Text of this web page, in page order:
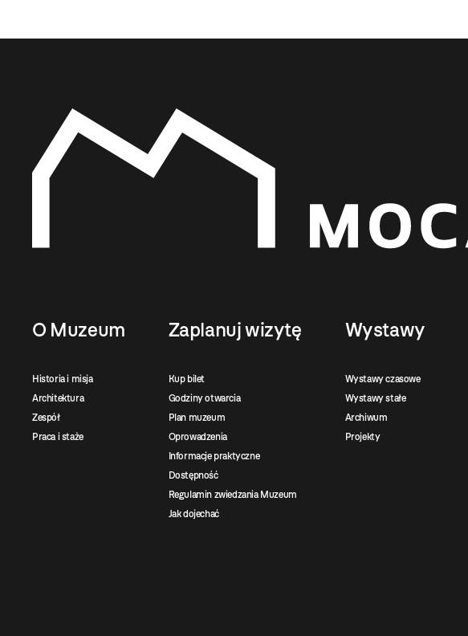
O Muzeum
Historia i misja
Architektura
Zespół
Praca i staże
Zaplanuj wizytę
Kup bilet
Godziny otwarcia
Plan muzeum
Oprowadzenia
Informacje praktyczne
Dostępność
Regulamin zwiedzania Muzeum
Jak dojechać
Wystawy
Wystawy czasowe
Wystawy stałe
Archiwum
Projekty